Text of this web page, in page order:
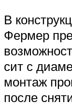
В
Фермер
сит с
монтаж
после